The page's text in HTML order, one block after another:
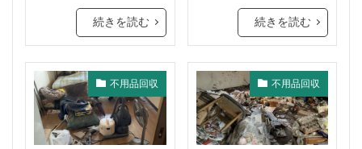
続きを読む 続きを読む
不用品回収 不用品回収